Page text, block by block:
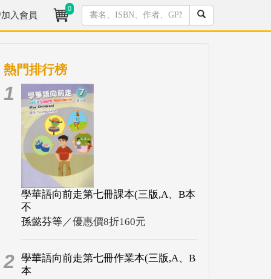
入會員
0
熱門排行榜
1
學華語向前走第七冊課本(三版,A、B本
不
孫懿芬等／優惠價8折160元
2 學華語向前走第七冊作業本(三版,A、B
本